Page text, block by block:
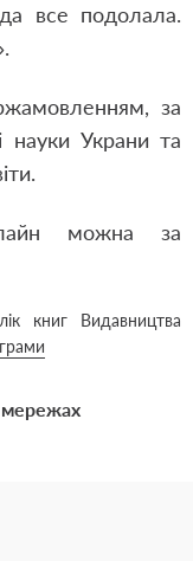
все подолала.
за
науки Украни та
можна за
книг Видавництва
мережах